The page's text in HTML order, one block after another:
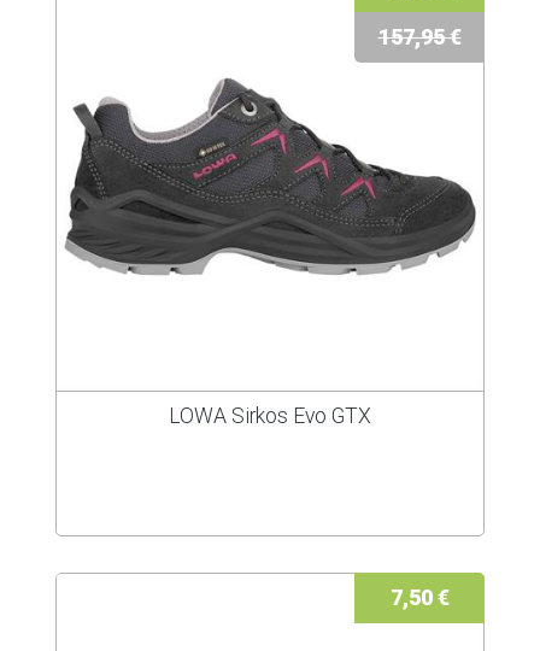
157,95 €
LOWA Sirkos Evo GTX
7,50 €